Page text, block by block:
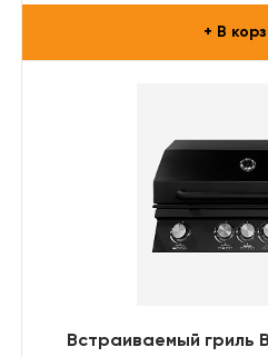
+ В
Встраиваемый гриль